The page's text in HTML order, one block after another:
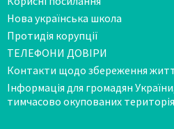
Нова українська школа
Протидія корупції
ТЕЛЕФОНИ ДОВІРИ
Контакти щодо збереження
Інформація для громадян
тимчасово окупованих